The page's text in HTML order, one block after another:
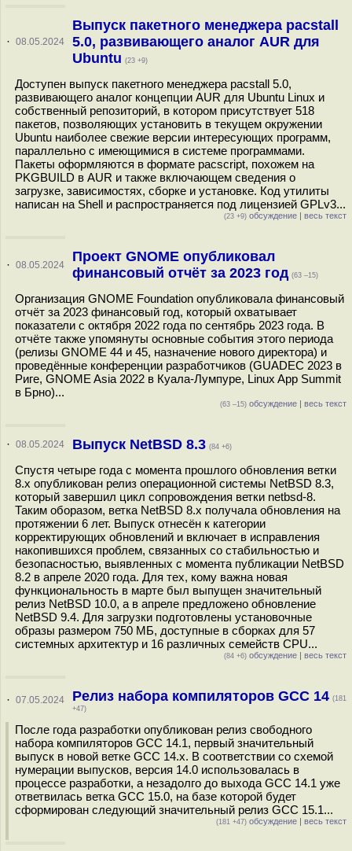
· 08.05.2024
Выпуск пакетного менеджера pacstall
5.0, развивающего аналог AUR для
Ubuntu (23 +9)
Доступен выпуск пакетного менеджера pacstall 5.0,
развивающего аналог концепции AUR для Ubuntu Linux и
собственный репозиторий, в котором присутствует 518
пакетов, позволяющих установить в текущем окружении
Ubuntu наиболее свежие версии интересующих программ,
параллельно с имеющимися в системе программами.
Пакеты оформляются в формате pacscript, похожем на
PKGBUILD в AUR и также включающем сведения о
загрузке, зависимостях, сборке и установке. Код утилиты
написан на Shell и распространяется под лицензией GPLv3...
(23 +9) обсуждение | весь текст
· 08.05.2024
Проект GNOME опубликовал
финансовый отчёт за 2023 год (63 –15)
Организация GNOME Foundation опубликовала финансовый
отчёт за 2023 финансовый год, который охватывает
показатели с октября 2022 года по сентябрь 2023 года. В
отчёте также упомянуты основные события этого периода
(релизы GNOME 44 и 45, назначение нового директора) и
проведённые конференции разработчиков (GUADEC 2023 в
Риге, GNOME Asia 2022 в Куала-Лумпуре, Linux App Summit
в Брно)...
(63 –15) обсуждение | весь текст
· 08.05.2024 Выпуск NetBSD 8.3 (84 +6)
Спустя четыре года с момента прошлого обновления ветки
8.x опубликован релиз операционной системы NetBSD 8.3,
который завершил цикл сопровождения ветки netbsd-8.
Таким оборазом, ветка NetBSD 8.x получала обновления на
протяжении 6 лет. Выпуск отнесён к категории
корректирующих обновлений и включает в исправления
накопившихся проблем, связанных со стабильностью и
безопасностью, выявленных с момента публикации NetBSD
8.2 в апреле 2020 года. Для тех, кому важна новая
функциональность в марте был выпущен значительный
релиз NetBSD 10.0, а в апреле предложено обновление
NetBSD 9.4. Для загрузки подготовлены установочные
образы размером 750 МБ, доступные в сборках для 57
системных архитектур и 16 различных семейств CPU...
(84 +6) обсуждение | весь текст
· 07.05.2024 Релиз набора компиляторов GCC 14 (181
+47)
После года разработки опубликован релиз свободного
набора компиляторов GCC 14.1, первый значительный
выпуск в новой ветке GCC 14.x. В соответствии со схемой
нумерации выпусков, версия 14.0 использовалась в
процессе разработки, а незадолго до выхода GCC 14.1 уже
ответвилась ветка GCC 15.0, на базе которой будет
сформирован следующий значительный релиз GCC 15.1...
(181 +47) обсуждение | весь текст